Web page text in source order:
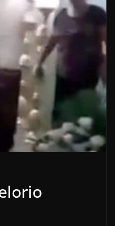
OPINIÓN
2026